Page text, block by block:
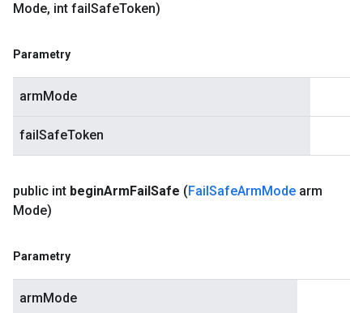
Mode, int failSafeToken)
Parametry
armMode
failSafeToken
public int beginArmFailSafe (FailSafeArmMode arm
Mode)
Parametry
armMode